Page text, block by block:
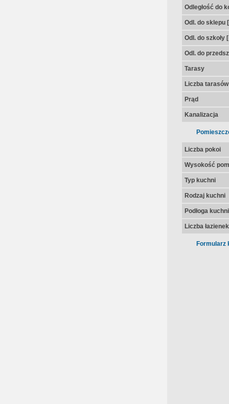
Odległość do
Odl. do sklepu
Odl. do szkoły
Odl. do
Tarasy
Liczba tarasów
Prąd
Kanalizacja
Liczba pokoi
Wysokość
Typ kuchni
Rodzaj kuchni
Podłoga kuchni
Liczba łazienek
Formularz